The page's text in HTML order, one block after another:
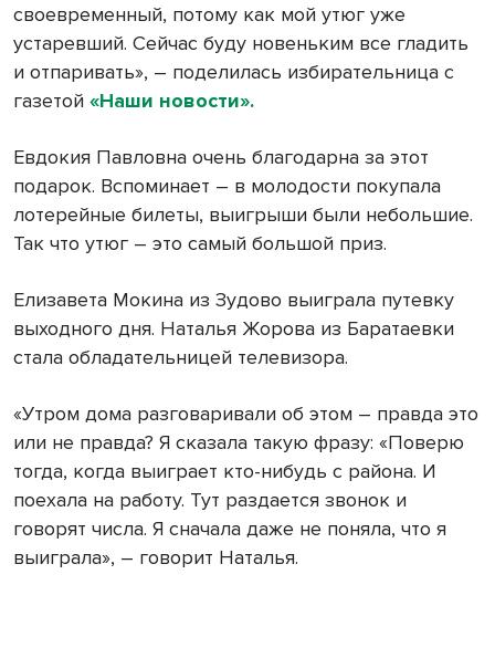
своевременный, потому как мой утюг уже
устаревший. Сейчас буду новеньким все гладить
и отпаривать», – поделилась избирательница с
газетой «Наши новости».
Евдокия Павловна очень благодарна за этот
подарок. Вспоминает – в молодости покупала
лотерейные билеты, выигрыши были небольшие.
Так что утюг – это самый большой приз.
Елизавета Мокина из Зудово выиграла путевку
выходного дня. Наталья Жорова из Баратаевки
стала обладательницей телевизора.
«Утром дома разговаривали об этом – правда это
или не правда? Я сказала такую фразу: «Поверю
тогда, когда выиграет кто-нибудь с района. И
поехала на работу. Тут раздается звонок и
говорят числа. Я сначала даже не поняла, что я
выиграла», – говорит Наталья.